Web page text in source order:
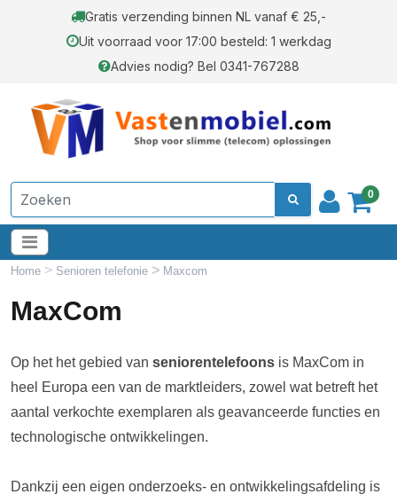
Gratis verzending binnen NL vanaf € 25,-
Uit voorraad voor 17:00 besteld: 1 werkdag
Advies nodig? Bel 0341-767288
0
Home > Senioren telefonie > Maxcom
MaxCom
Op het het gebied van seniorentelefoons is MaxCom in
heel Europa een van de marktleiders, zowel wat betreft het
aantal verkochte exemplaren als geavanceerde functies en
technologische ontwikkelingen.
Dankzij een eigen onderzoeks- en ontwikkelingsafdeling is